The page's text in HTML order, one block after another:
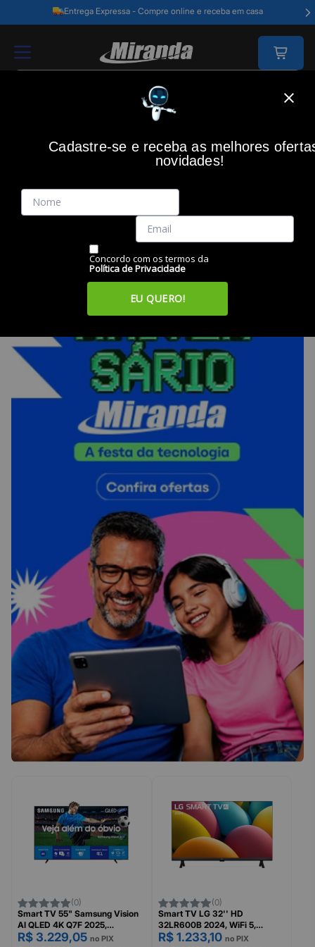
Entrega Expressa - Compre online e receba em casa
(0)
Smart TV 55" Samsung Vision
AI QLED 4K Q7F 2025,
Processador IA Q4, Quantum
R$ 3.229,05 no PIX
(0)
Smart TV LG 32'' HD
32LR600B 2024, WiFi 5,
Bluetooth 5.0, HDR10 Pro,
R$ 1.233,10 no PIX
Cadastre-se e receba as melhores
novidades!
Concordo com os termos da
Política de Privacidade
EU QUERO!